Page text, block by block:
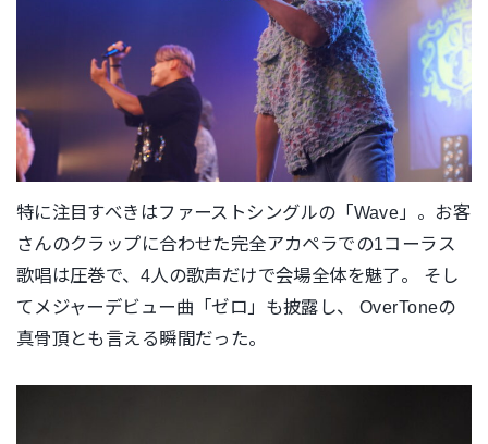
特に注目すべきはファーストシングルの「Wave」。 お客
さんのクラップに合わせた完全アカペラでの1コーラス
歌唱は圧巻で、4人の歌声だけで会場全体を魅了。 そし
てメジャーデビュー曲「ゼロ」も披露し、 OverToneの
真骨頂とも言える瞬間だった。